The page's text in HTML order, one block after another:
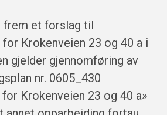
frem et forslag til
Krokenveien 23 og 40 a i
gjelder gjennomføring av
nr. 0605_430
Krokenveien 23 og 40 a»